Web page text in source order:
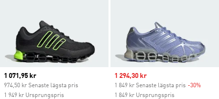
Current price
1 071,95 kr
974,50 kr Senaste lägsta pris
1 949 kr Ursprungspris
Sale price
1 294,30 kr
1 849 kr Senaste lägsta pris -30%
1 849 kr Ursprungspris